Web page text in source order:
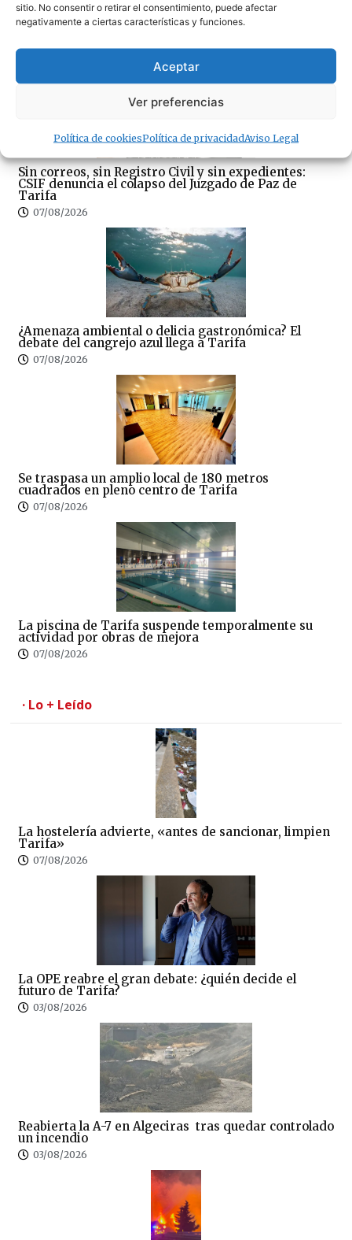
sitio. No consentir o retirar el consentimiento, puede afectar
negativamente a ciertas características y funciones.
Aceptar
Ver preferencias
Política de cookiesPolítica de privacidadAviso Legal
100×100 Unidos reclama la eliminación del peaje de
la AP-7 y denuncia el «abandono» del Campo de
07/08/2026
Sin correos, sin Registro Civil y sin expedientes:
CSIF denuncia el colapso del Juzgado de Paz de
Tarifa
07/08/2026
¿Amenaza ambiental o delicia gastronómica? El
debate del cangrejo azul llega a Tarifa
07/08/2026
Se traspasa un amplio local de 180 metros
cuadrados en pleno centro de Tarifa
07/08/2026
La piscina de Tarifa suspende temporalmente su
actividad por obras de mejora
07/08/2026
· Lo + Leído
La hostelería advierte, «antes de sancionar, limpien
Tarifa»
07/08/2026
La OPE reabre el gran debate: ¿quién decide el
futuro de Tarifa?
03/08/2026
Reabierta la A-7 en Algeciras tras quedar controlado
un incendio
03/08/2026